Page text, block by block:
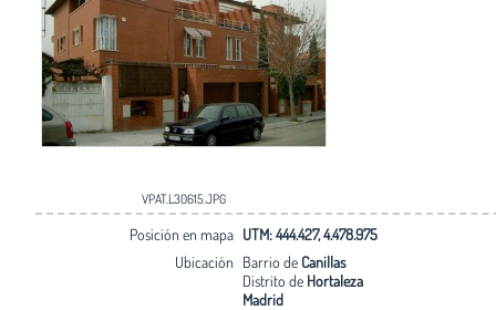
VPAT.L30615.JPG
Posición en mapa UTM: 444.427, 4.478.975
Ubicación Barrio de Canillas
Distrito de Hortaleza
Madrid